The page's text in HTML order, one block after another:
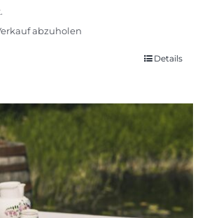
abzuholen
Details